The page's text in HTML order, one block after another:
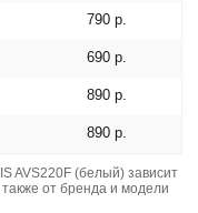
790 р.
690 р.
890 р.
890 р.
AVS220F (белый) зависит
от бренда и модели